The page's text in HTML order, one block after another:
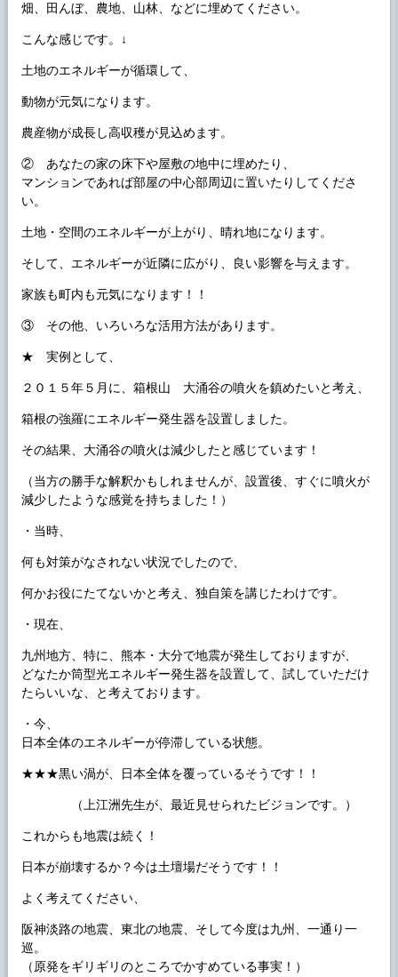
畑、田んぼ、農地、山林、などに埋めてください。
こんな感じです。↓
土地のエネルギーが循環して、
動物が元気になります。
農産物が成長し高収穫が見込めます。
② あなたの家の床下や屋敷の地中に埋めたり、
マンションであれば部屋の中心部周辺に置いたりしてくださ
い。
土地・空間のエネルギーが上がり、晴れ地になります。
そして、エネルギーが近隣に広がり、良い影響を与えます。
家族も町内も元気になります！！
③ その他、いろいろな活用方法があります。
★ 実例として、
２０１５年５月に、箱根山 大涌谷の噴火を鎮めたいと考え、
箱根の強羅にエネルギー発生器を設置しました。
その結果、大涌谷の噴火は減少したと感じています！
（当方の勝手な解釈かもしれませんが、設置後、すぐに噴火が
減少したような感覚を持ちました！）
・当時、
何も対策がなされない状況でしたので、
何かお役にたてないかと考え、独自策を講じたわけです。
・現在、
九州地方、特に、熊本・大分で地震が発生しておりますが、
どなたか筒型光エネルギー発生器を設置して、試していただけ
たらいいな、と考えております。
・今、
日本全体のエネルギーが停滞している状態。
★★★黒い渦が、日本全体を覆っているそうです！！
（上江洲先生が、最近見せられたビジョンです。）
これからも地震は続く！
日本が崩壊するか？今は土壇場だそうです！！
よく考えてください、
阪神淡路の地震、東北の地震、そして今度は九州、一通り一
巡。
（原発をギリギリのところでかすめている事実！）